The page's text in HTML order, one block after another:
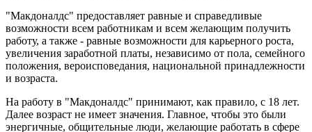
"Макдоналдс" предоставляет равные и справедливые
возможности всем работникам и всем желающим получить
работу, а также - равные возможности для карьерного роста,
увеличения заработной платы, независимо от пола, семейного
положения, вероисповедания, национальной принадлежности
и возраста.
На работу в "Макдоналдс" принимают, как правило, с 18 лет.
Далее возраст не имеет значения. Главное, чтобы это были
энергичные, общительные люди, желающие работать в сфере